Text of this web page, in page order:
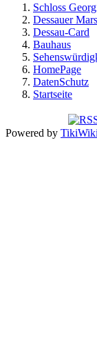
Schloss
Dessauer
Dessau-Card
Bauhaus
HomePage
DatenSchutz
Startseite
Powered by